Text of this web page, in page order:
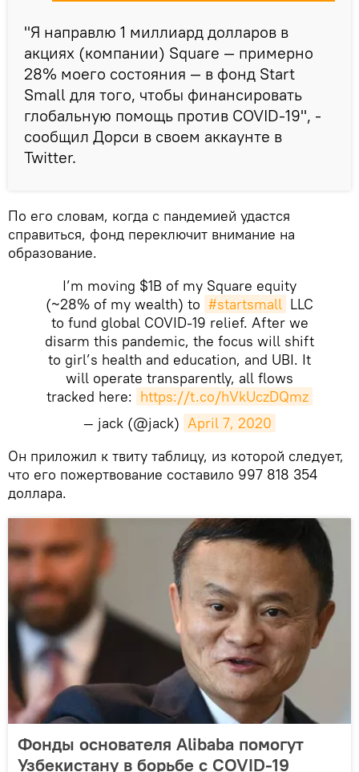
"Я направлю 1 миллиард долларов в
акциях (компании) Square — примерно
28% моего состояния — в фонд Start
Small для того, чтобы финансировать
глобальную помощь против COVID-19", -
сообщил Дорси в своем аккаунте в
Twitter.
По его словам, когда с пандемией удастся
справиться, фонд переключит внимание на
образование.
I’m moving $1B of my Square equity
(~28% of my wealth) to #startsmall LLC
to fund global COVID-19 relief. After we
disarm this pandemic, the focus will shift
to girl’s health and education, and UBI. It
will operate transparently, all flows
tracked here: https://t.co/hVkUczDQmz
— jack (@jack) April 7, 2020
​Он приложил к твиту таблицу, из которой следует,
что его пожертвование составило 997 818 354
доллара.
Фонды основателя Alibaba помогут
Узбекистану в борьбе с COVID-19